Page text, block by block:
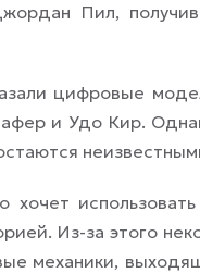
Пил,
цифровые
и Удо Кир.
хочет
Из-за этого
механики,